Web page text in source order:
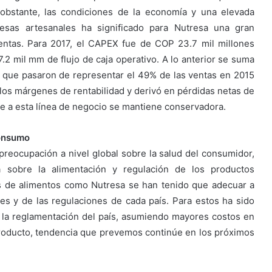
las condiciones de la economía y una elevada
artesanales ha significado para Nutresa una gran
Para 2017, el CAPEX fue de COP 23.7 mil millones
mil mm de flujo de caja operativo. A lo anterior se suma
pasaron de representar el 49% de las ventas en 2015
márgenes de rentabilidad y derivó en pérdidas netas de
a esta línea de negocio se mantiene conservadora.
a nivel global sobre la salud del consumidor,
la alimentación y regulación de los productos
alimentos como Nutresa se han tenido que adecuar a
y de las regulaciones de cada país. Para estos ha sido
reglamentación del país, asumiendo mayores costos en
tendencia que prevemos continúe en los próximos